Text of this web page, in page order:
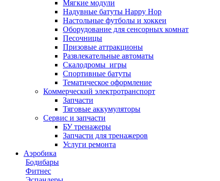
Мягкие модули
Надувные батуты Happy Hop
Настольные футболы и хоккеи
Оборудование для сенсорных комнат
Песочницы
Призовые аттракционы
Развлекательные автоматы
Скалодромы_игры
Спортивные батуты
Тематическое оформление
Коммерческий электротранспорт
Запчасти
Тяговые аккумуляторы
Сервис и запчасти
БУ тренажеры
Запчасти для тренажеров
Услуги ремонта
Аэробика
Бодибары
Фитнес